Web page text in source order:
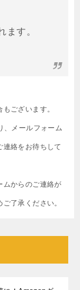
ます。
ございます。
、メールフォーム
絡をお待ちして
からのご連絡が
了承ください。